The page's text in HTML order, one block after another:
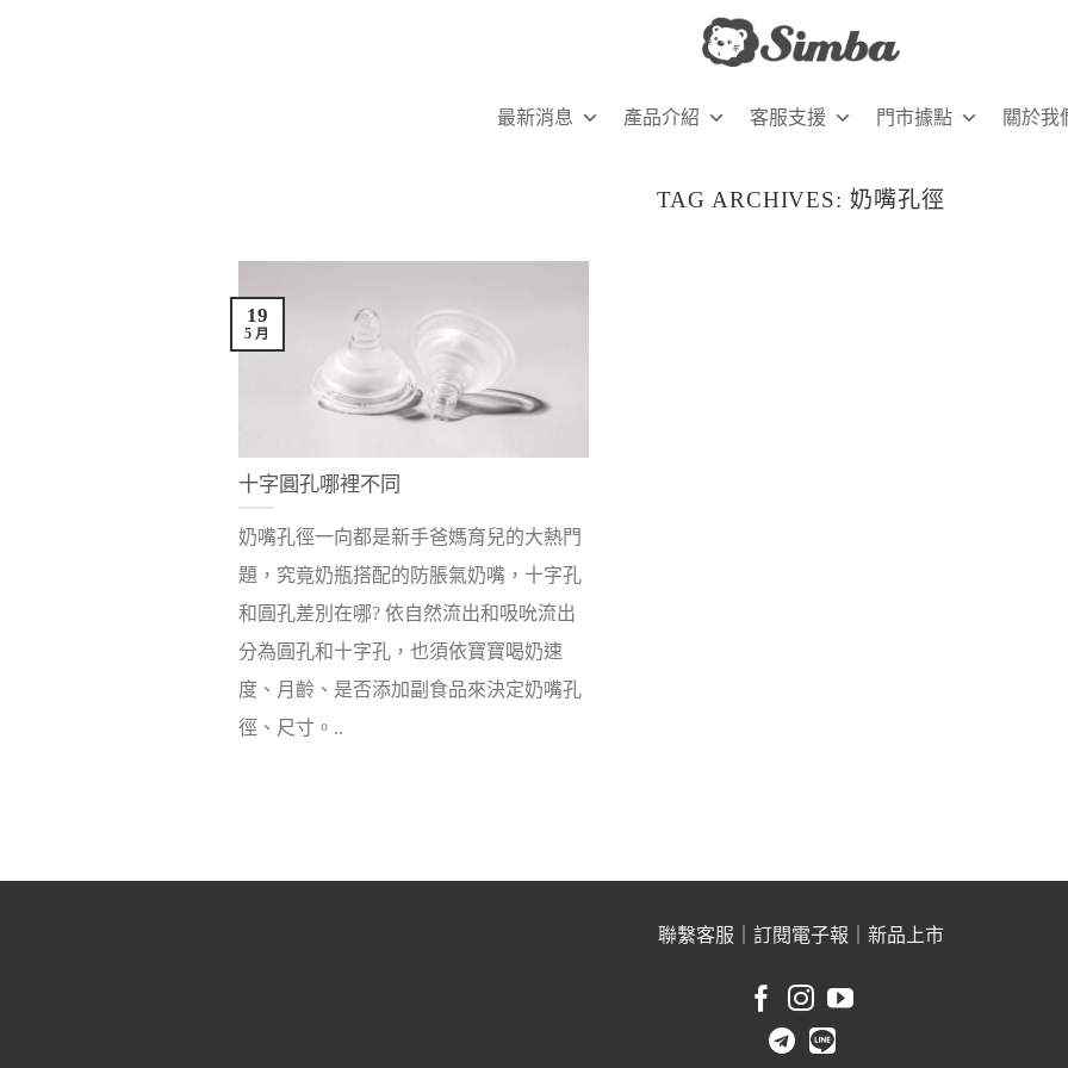
最新消息 產品介紹 客服支援 門市據點 關於我
TAG ARCHIVES:奶嘴孔徑
十字圓孔哪裡不同
奶嘴孔徑一向都是新手爸媽育兒的大熱門
題，究竟奶瓶搭配的防脹氣奶嘴，十字孔
和圓孔差別在哪? 依自然流出和吸吮流出
分為圓孔和十字孔，也須依寶寶喝奶速
度、月齡、是否添加副食品來決定奶嘴孔
徑、尺寸。..
19
5 月
聯繫客服 訂閱電子報 新品上市